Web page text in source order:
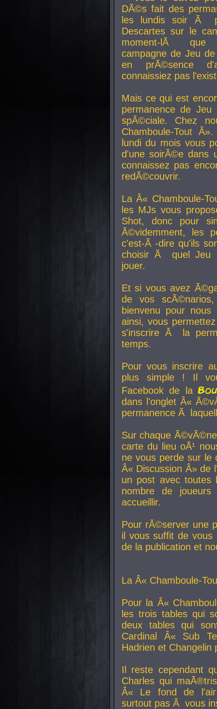
DÃ©s fait des
les lundis soir Ã
Descartes sur le
moment-lÃ que
campagne de Jeu
en prÃ©sence
connaissiez pas
Mais ce qui est
permanence de
spÃ©ciale. Chez
Chamboule-Tout
lundi du mois vous
d'une soirÃ©e dans
connaissez pas
redÃ©couvrir.
La Â« Chamboule-
les MJs vous
Shot, donc pour
Ã©videmment, les
c'est-Ã -dire qu'ils
choisir Ã quel Jeu
jouer.
Et si vous avez
de vos
bienvenu pour
ainsi, vous
s'inscrire Ã la
temps.
Pour vous inscrire
plus simple ! Il
Facebook de la
dans l'onglet Â«
permanence Ã
Sur chaque
carte du lieu oÃ¹
ne vous perde sur le
Â« Discussion Â» de
un post avec toutes
nombre de
accueillir.
Pour rÃ©server une
il vous suffit de vous
de la publication et
La Â« Chamboule-
Pour la Â«
les trois tables qui
deux tables qui
Cardinal
Â« Sub
Hadrien et Changelin
Il reste cependant
Charles qui
Â« Le fond de
surtout pas Ã vous